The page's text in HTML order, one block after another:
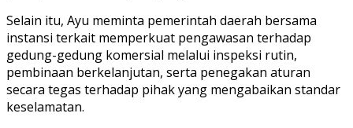
Selain itu, Ayu meminta pemerintah daerah bersama
instansi terkait memperkuat pengawasan terhadap
gedung-gedung komersial melalui inspeksi rutin,
pembinaan berkelanjutan, serta penegakan aturan
secara tegas terhadap pihak yang mengabaikan standar
keselamatan.